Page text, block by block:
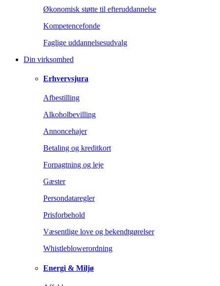
Økonomisk støtte til efteruddannelse
Kompetencefonde
Faglige uddannelsesudvalg
Din virksomhed
Erhvervsjura
Afbestilling
Alkoholbevilling
Annoncehajer
Betaling og kreditkort
Forpagtning og leje
Gæster
Persondataregler
Prisforbehold
Væsentlige love og bekendtgørelser
Whistleblowerordning
Energi & Miljø